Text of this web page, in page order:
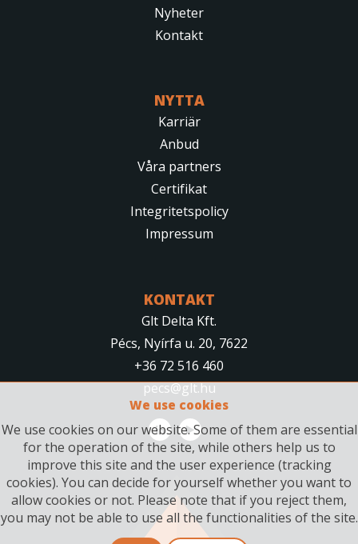
Nyheter
Kontakt
NYTTA
Karriär
Anbud
Våra partners
Certifikat
Integritetspolicy
Impressum
KONTAKT
Glt Delta Kft.
Pécs, Nyírfa u. 20, 7622
+36 72 516 460
pecs@glt.hu
We use cookies
We use cookies on our website. Some of them are essential
for the operation of the site, while others help us to
improve this site and the user experience (tracking
cookies). You can decide for yourself whether you want to
allow cookies or not. Please note that if you reject them,
you may not be able to use all the functionalities of the site.